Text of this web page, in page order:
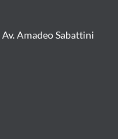
Amadeo Sabattini